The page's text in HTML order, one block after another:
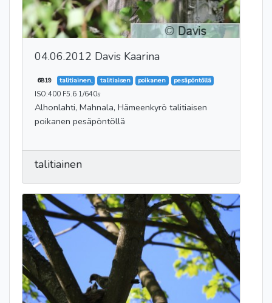
04.06.2012 Davis Kaarina
6819 talitiainen, talitiaisen poikanen pesäpöntöllä
ISO:400 F5.6 1/640s
Alhonlahti, Mahnala, Hämeenkyrö talitiaisen
poikanen pesäpöntöllä
talitiainen